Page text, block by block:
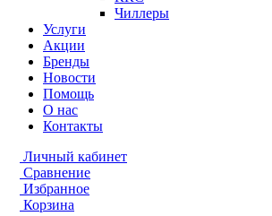
Чиллеры
Услуги
Акции
Бренды
Новости
Помощь
О нас
Контакты
Личный кабинет
Сравнение
Избранное
Корзина